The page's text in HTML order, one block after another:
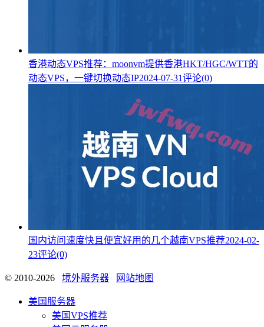
香港动态VPS推荐：moonvm提供香港HKT/HGC/WTT的
动态VPS，一键切换动态IP2024-07-31评论(0)
国内访问速度快且便宜好用的几个越南VPS推荐2024-02-
23评论(0)
© 2010-2026 境外服务器 网站地图
美国服务器
美国VPS推荐